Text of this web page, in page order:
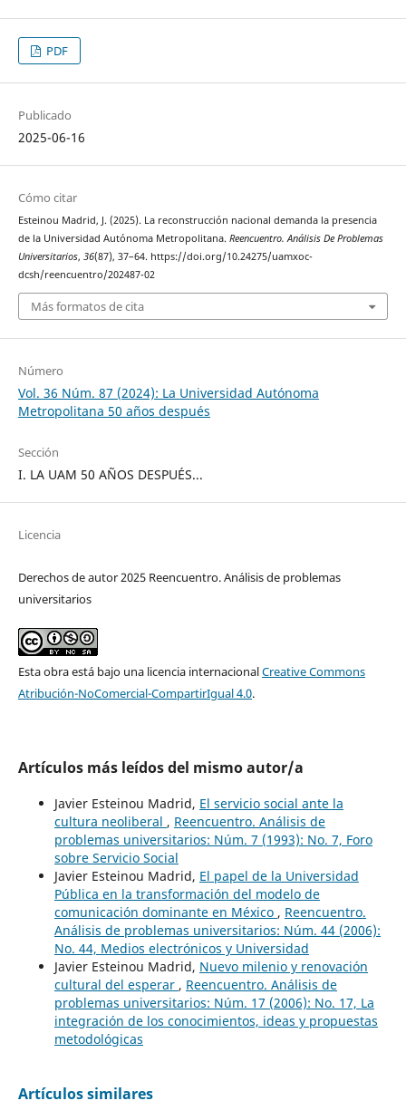
PDF
Publicado
2025-06-16
Cómo citar
Esteinou Madrid, J. (2025). La reconstrucción nacional demanda la presencia
de la Universidad Autónoma Metropolitana. Reencuentro. Análisis De Problemas
Universitarios, 36(87), 37–64. https://doi.org/10.24275/uamxoc-
dcsh/reencuentro/202487-02
Más formatos de cita
Número
Vol. 36 Núm. 87 (2024): La Universidad Autónoma
Metropolitana 50 años después
Sección
I. LA UAM 50 AÑOS DESPUÉS...
Licencia
Derechos de autor 2025 Reencuentro. Análisis de problemas
universitarios
Esta obra está bajo una licencia internacionalCreative Commons
Atribución-NoComercial-CompartirIgual 4.0.
Artículos más leídos del mismo autor/a
Javier Esteinou Madrid, El servicio social ante la
cultura neoliberal , Reencuentro. Análisis de
problemas universitarios: Núm. 7 (1993): No. 7, Foro
sobre Servicio Social
Javier Esteinou Madrid, El papel de la Universidad
Pública en la transformación del modelo de
comunicación dominante en México , Reencuentro.
Análisis de problemas universitarios: Núm. 44 (2006):
No. 44, Medios electrónicos y Universidad
Javier Esteinou Madrid, Nuevo milenio y renovación
cultural del esperar , Reencuentro. Análisis de
problemas universitarios: Núm. 17 (2006): No. 17, La
integración de los conocimientos, ideas y propuestas
metodológicas
Artículos similares